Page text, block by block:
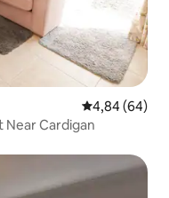
Średnia
4,84 (64)
Near Cardigan